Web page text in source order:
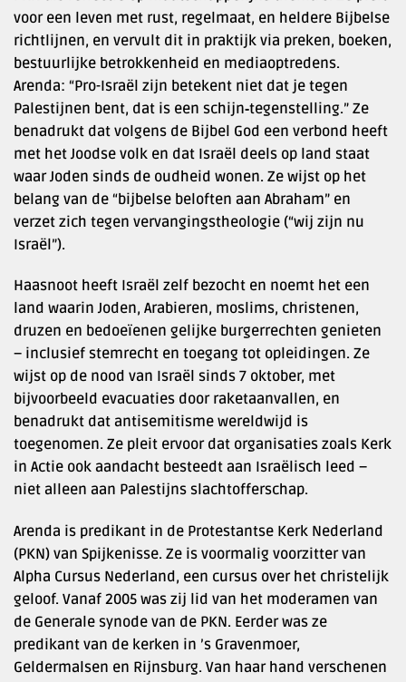
voor een leven met rust, regelmaat, en heldere Bijbelse
richtlijnen, en vervult dit in praktijk via preken, boeken,
bestuurlijke betrokkenheid en mediaoptredens.
Arenda: “Pro-Israël zijn betekent niet dat je tegen
Palestijnen bent, dat is een schijn‑tegenstelling.” Ze
benadrukt dat volgens de Bijbel God een verbond heeft
met het Joodse volk en dat Israël deels op land staat
waar Joden sinds de oudheid wonen. Ze wijst op het
belang van de “bijbelse beloften aan Abraham” en
verzet zich tegen vervangingstheologie (“wij zijn nu
Israël”).
Haasnoot heeft Israël zelf bezocht en noemt het een
land waarin Joden, Arabieren, moslims, christenen,
druzen en bedoeïenen gelijke burgerrechten genieten
– inclusief stemrecht en toegang tot opleidingen. Ze
wijst op de nood van Israël sinds 7 oktober, met
bijvoorbeeld evacuaties door raketaanvallen, en
benadrukt dat antisemitisme wereldwijd is
toegenomen. Ze pleit ervoor dat organisaties zoals Kerk
in Actie ook aandacht besteedt aan Israëlisch leed –
niet alleen aan Palestijns slachtofferschap.
Arenda is predikant in de Protestantse Kerk Nederland
(PKN) van Spijkenisse. Ze is voormalig voorzitter van
Alpha Cursus Nederland, een cursus over het christelijk
geloof. Vanaf 2005 was zij lid van het moderamen van
de Generale synode van de PKN. Eerder was ze
predikant van de kerken in ’s Gravenmoer,
Geldermalsen en Rijnsburg. Van haar hand verschenen